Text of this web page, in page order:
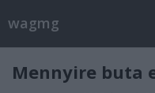
wagmg
Mennyire buta